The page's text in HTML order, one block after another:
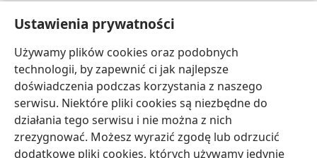
Ustawienia prywatności
Używamy plików cookies oraz podobnych
technologii, by zapewnić ci jak najlepsze
doświadczenia podczas korzystania z naszego
serwisu. Niektóre pliki cookies są niezbędne do
działania tego serwisu i nie można z nich
zrezygnować. Możesz wyrazić zgodę lub odrzucić
dodatkowe pliki cookies, których używamy jedynie
Darowizny
(opens
new
window)BIBLIOTEKA INTERNETOWA Strażnicy
(opens
new
window)JW Hub
(opens
new
window)JW Library